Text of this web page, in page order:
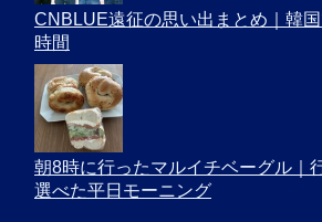
CNBLUE遠征の思い出まとめ｜韓
時間
朝8時に行ったマルイチベーグル｜
選べた平日モーニング